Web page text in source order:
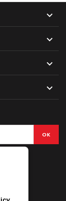



